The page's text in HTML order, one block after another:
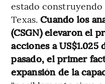
estado
Texas.Cuando los
(CSGN) elevaron el
acciones a US$1.025
pasado, el primer
expansión de la